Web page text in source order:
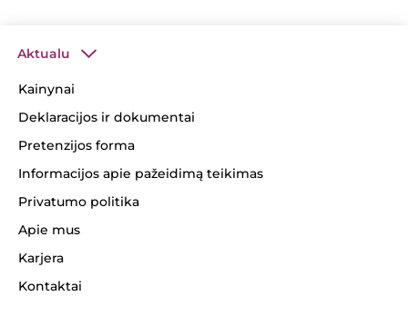
Aktualu
Kainynai
Deklaracijos ir dokumentai
Pretenzijos forma
Informacijos apie pažeidimą teikimas
Privatumo politika
Apie mus
Karjera
Kontaktai